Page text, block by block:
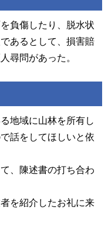
負傷したり、脱水状
あるとして、損害賠
尋問があった。
地域に山林を所有し
話をしてほしいと依
、陳述書の打ち合わ
を紹介したお礼に来